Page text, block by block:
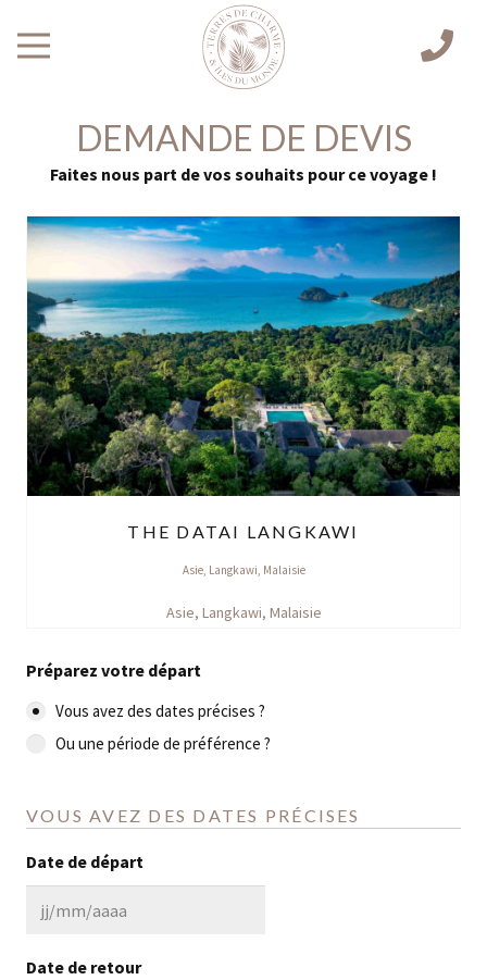
DEMANDE DE DEVIS
Faites nous part de vos souhaits pour ce voyage !
THE DATAI LANGKAWI
Asie, Langkawi, Malaisie
Asie, Langkawi, Malaisie
Préparez votre départ
Vous avez des dates précises ?
Ou une période de préférence ?
VOUS AVEZ DES DATES PRÉCISES
Date de départ
JJ
Date de retour